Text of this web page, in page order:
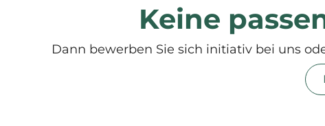
Keine
Dann bewerben Sie sich initiativ bei uns